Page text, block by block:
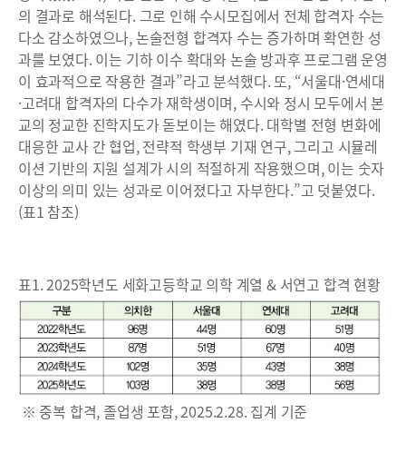
의 결과로 해석된다. 그로 인해 수시모집에서 전체 합격자 수는
다소 감소하였으나, 논술전형 합격자 수는 증가하며 확연한 성
과를 보였다. 이는 기하 이수 확대와 논술 방과후 프로그램 운영
이 효과적으로 작용한 결과”라고 분석했다. 또, “서울대·연세대
·고려대 합격자의 다수가 재학생이며, 수시와 정시 모두에서 본
교의 정교한 진학지도가 돋보이는 해였다. 대학별 전형 변화에
대응한 교사 간 협업, 전략적 학생부 기재 연구, 그리고 시뮬레
이션 기반의 지원 설계가 시의 적절하게 작용했으며, 이는 숫자
이상의 의미 있는 성과로 이어졌다고 자부한다.”고 덧붙였다.
(표1 참조)
표1. 2025학년도 세화고등학교 의학 계열 & 서연고 합격 현황
※ 중복 합격, 졸업생 포함, 2025.2.28. 집계 기준